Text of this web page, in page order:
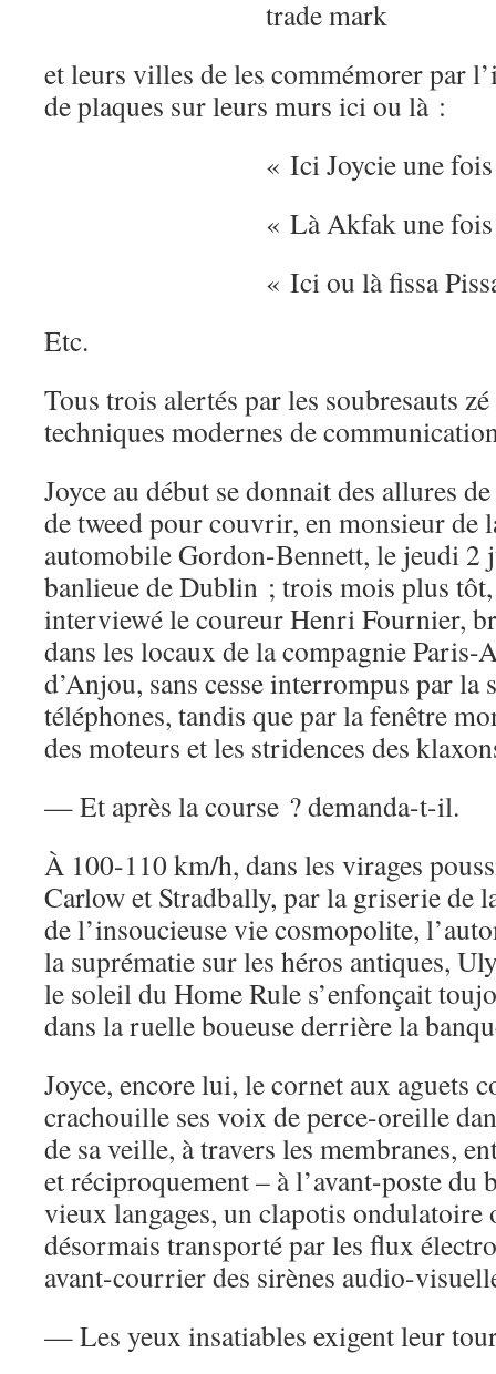
trade mark
et leurs villes de les commémorer par
de plaques sur leurs murs ici ou là :
« Ici Joycie une
« Là Akfak une
« Ici ou là fissa
Etc.
Tous trois alertés par les soubresauts
techniques modernes de
Joyce au début se donnait des allures
de tweed pour couvrir, en monsieur de
automobile Gordon-Bennett, le jeudi 2
banlieue de Dublin ; trois mois plus
interviewé le coureur Henri Fournier,
dans les locaux de la compagnie
d’Anjou, sans cesse interrompus par la
téléphones, tandis que par la fenêtre
des moteurs et les stridences des
— Et après la course ? demanda-t-il.
À 100-110 km/h, dans les virages
Carlow et Stradbally, par la griserie de
de l’insoucieuse vie cosmopolite,
la suprématie sur les héros antiques,
le soleil du Home Rule s’enfonçait
dans la ruelle boueuse derrière la
Joyce, encore lui, le cornet aux aguets
crachouille ses voix de perce-oreille
de sa veille, à travers les membranes,
et réciproquement – à l’avant-poste du
vieux langages, un clapotis ondulatoire
désormais transporté par les flux
avant-courrier des sirènes audio-
— Les yeux insatiables exigent leur